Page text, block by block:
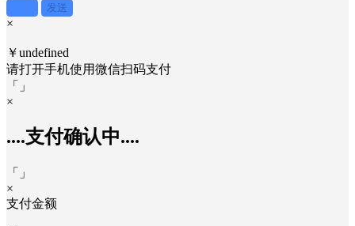
发送
×
￥undefined
请打开手机使用微信扫码支付
「
」
×
....支付确认中....
「
」
×
支付金额